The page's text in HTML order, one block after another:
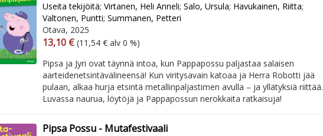
Useita tekijöitä; Virtanen, Heli Anneli; Salo, Ursula; Havukainen, Riitta;
Valtonen, Puntti; Summanen, Petteri
Otava, 2025
Arvonlisäverollinen hinta
13,10 € Arvonlisäveroton hinta
(11,54 € alv 0 %)
Pipsa ja Jyri ovat täynnä intoa, kun Pappapossu paljastaa salaisen
aarteidenetsintävälineensä! Kun viritysavain katoaa ja Herra Robotti jää
pulaan, alkaa hurja etsintä metallinpaljastimen avulla – ja yllätyksiä riittää.
Luvassa naurua, löytöjä ja Pappapossun nerokkaita ratkaisuja!
Pipsa Possu - Mutafestivaali